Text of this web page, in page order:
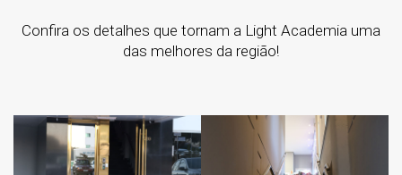
Confira os detalhes que tornam a Light Academia uma
das melhores da região!